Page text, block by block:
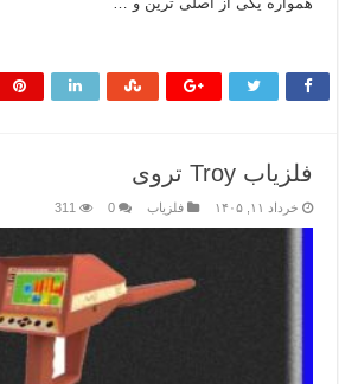
فلزیاب Troy تروی
خرداد ۱۱, ۱۴۰۵ فلزیاب 0
311